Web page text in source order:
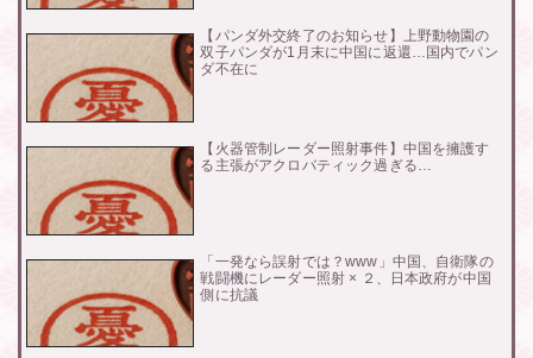
【パンダ外交終了のお知らせ】上野動物園の
双子パンダが1月末に中国に返還…国内でパン
ダ不在に
【火器管制レーダー照射事件】中国を擁護す
る主張がアクロバティック過ぎる…
「一発なら誤射では？www」中国、自衛隊の
戦闘機にレーダー照射 × ２、日本政府が中国
側に抗議